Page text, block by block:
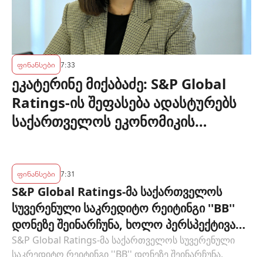
ფინანსები 7:33
ეკატერინე მიქაბაძე: S&P Global
Ratings-ის შეფასება ადასტურებს
საქართველოს ეკონომიკის
ბანკის პოლიტიკის ეფექტიანობას
ფინანსები 7:31
S&P Global Ratings-მა საქართველოს
სუვერენული საკრედიტო რეიტინგი ''BB''
დონეზე შეინარჩუნა, ხოლო პერსპექტივა
"სტაბილურიდან" "პოზიტიურამდე"
S&P Global Ratings-მა საქართველოს სუვერენული
საკრედიტო რეიტინგი ''BB'' დონეზე შეინარჩუნა,